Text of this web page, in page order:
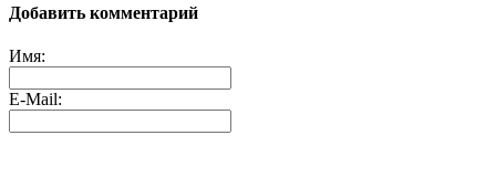
Добавить комментарий
Имя:
E-Mail: